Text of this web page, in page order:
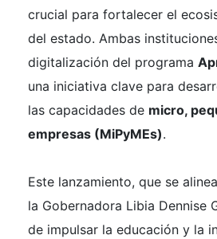
crucial para fortalecer el
del estado. Ambas
digitalización del programa
una iniciativa clave para
las capacidades de micro,
empresas (MiPyMEs).
Este lanzamiento, que se
la Gobernadora Libia Dennise
de impulsar la educación y la